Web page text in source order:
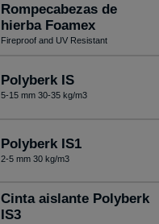
Rompecabezas de
hierba Foamex
Fireproof and UV Resistant
Polyberk IS
5-15 mm 30-35 kg/m3
Polyberk IS1
2-5 mm 30 kg/m3
Cinta aislante Polyberk
IS3